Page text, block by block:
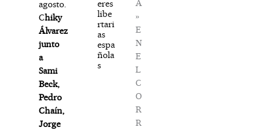
agosto.
Chiky
Álvarez
junto
a
Sami
Beck,
Pedro
Chaín,
Jorge
eres
libe
rtari
as
espa
ñola
s
A
»
E
N
E
L
C
O
R
R